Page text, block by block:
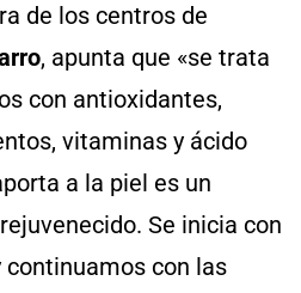
de los centros de
, apunta que «se trata
con antioxidantes,
vitaminas y ácido
a la piel es un
Se inicia con
con las